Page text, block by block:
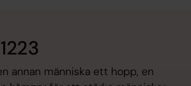
annan människa ett hopp, en